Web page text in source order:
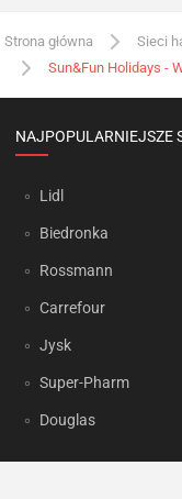
Strona główna Sieci
Sun&Fun Holidays -
NAJPOPULARNIEJSZE
Lidl
Biedronka
Rossmann
Carrefour
Jysk
Super-Pharm
Douglas